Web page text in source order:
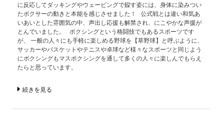
に反応してダッキングやウェービングで躱す姿には、身体に染みつい
たボクサーの動きと本能を感じさせました！ 公式戦とは違い和気あ
いあいとした雰囲気の中、声出し応援も解禁され、にこやかな声援が
とんでいました。 ボクシングという格闘技でもあるスポーツです
が、 一般の人々にも手軽に楽しめる野球を【草野球】と呼ぶように、
サッカーやバスケットやテニスや卓球など様々なスポーツと同じよう
にボクシングもマスボクシングを通して多くの人々に楽しんでもらえ
たらと思っています。
続きを見る